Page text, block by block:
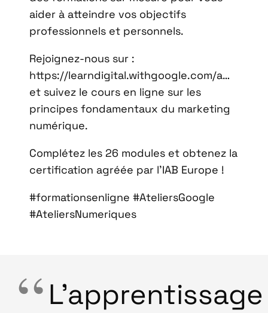
aider à atteindre vos objectifs
professionnels et personnels.
Rejoignez-nous sur :
https://learndigital.withgoogle.com/a…
et suivez le cours en ligne sur les
principes fondamentaux du marketing
numérique.
Complétez les 26 modules et obtenez la
certification agréée par l’IAB Europe !
#formationsenligne #AteliersGoogle
#AteliersNumeriques
L’apprentissage